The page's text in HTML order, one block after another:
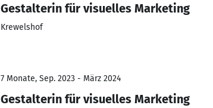
Gestalterin für visuelles Marketing
Krewelshof
7 Monate, Sep. 2023 - März 2024
Gestalterin für visuelles Marketing